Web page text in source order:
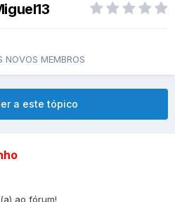
NOVOS MEMBROS
a este tópico
ao fórum!